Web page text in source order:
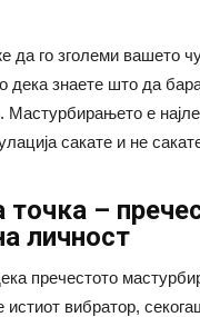
да го зголеми вашето
дека знаете што да
Мастурбирањето е
сакате и не
–
личност
пречестото
истиот вибратор,